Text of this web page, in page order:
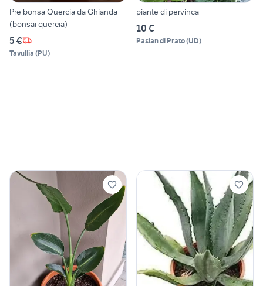
Pre bonsa Quercia da Ghianda
(bonsai quercia)
5 €
Tavullia (PU)
piante di pervinca
10 €
Pasian di Prato(UD)